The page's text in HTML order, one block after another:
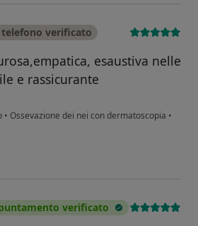
verificato
esaustiva nelle
e rassicurante
• Ossevazione dei nei con dermatoscopia •
A.D
verificato